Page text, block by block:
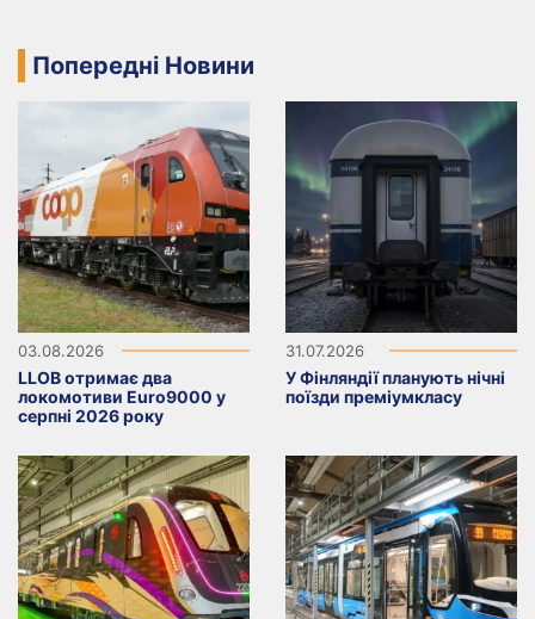
Попередні Новини
03.08.2026
LLOB отримає два
локомотиви Euro9000 у
серпні 2026 року
31.07.2026
У Фінляндії планують нічні
поїзди преміумкласу